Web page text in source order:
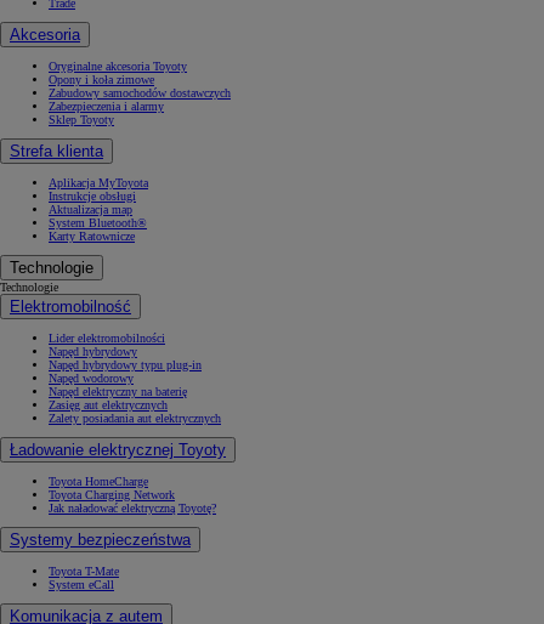
Trade
Akcesoria
Oryginalne akcesoria Toyoty
Opony i koła zimowe
Zabudowy samochodów dostawczych
Zabezpieczenia i alarmy
Sklep Toyoty
Strefa klienta
Aplikacja MyToyota
Instrukcje obsługi
Aktualizacja map
System Bluetooth®
Karty Ratownicze
Technologie
Technologie
Elektromobilność
Lider elektromobilności
Napęd hybrydowy
Napęd hybrydowy typu plug-in
Napęd wodorowy
Napęd elektryczny na baterię
Zasięg aut elektrycznych
Zalety posiadania aut elektrycznych
Ładowanie elektrycznej Toyoty
Toyota HomeCharge
Toyota Charging Network
Jak naładować elektryczną Toyotę?
Systemy bezpieczeństwa
Toyota T-Mate
System eCall
Komunikacja z autem